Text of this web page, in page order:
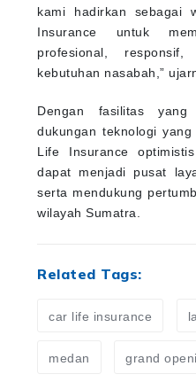
kami hadirkan sebagai
Insurance untuk
profesional,
kebutuhan nasabah,”
Dengan fasilitas
dukungan teknologi
Life Insurance
dapat menjadi pusat
serta mendukung
wilayah Sumatra.
Related Tags:
car life insurance
medan grand